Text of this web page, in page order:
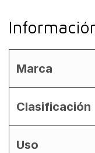
Marca
Clasificación
Uso